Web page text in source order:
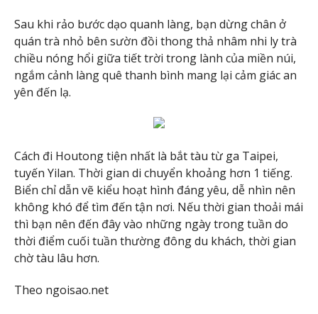
Sau khi rảo bước dạo quanh làng, bạn dừng chân ở
quán trà nhỏ bên sườn đồi thong thả nhâm nhi ly trà
chiều nóng hổi giữa tiết trời trong lành của miền núi,
ngắm cảnh làng quê thanh bình mang lại cảm giác an
yên đến lạ.
Cách đi Houtong tiện nhất là bắt tàu từ ga Taipei,
tuyến Yilan. Thời gian di chuyển khoảng hơn 1 tiếng.
Biển chỉ dẫn vẽ kiểu hoạt hình đáng yêu, dễ nhìn nên
không khó để tìm đến tận nơi. Nếu thời gian thoải mái
thì bạn nên đến đây vào những ngày trong tuần do
thời điểm cuối tuần thường đông du khách, thời gian
chờ tàu lâu hơn.
Theo ngoisao.net